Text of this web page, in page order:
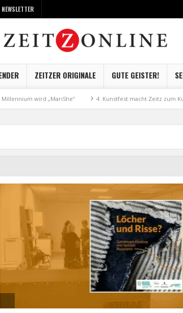
NEWSLETTER
ZEITZER ORIGINALE GUTE GEISTER!
wird „MariShe“ 4. Kunstfest macht Zeitz zum